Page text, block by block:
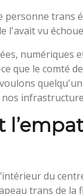
trans
l'avait vu
numériques
que le comté
du
trans de la